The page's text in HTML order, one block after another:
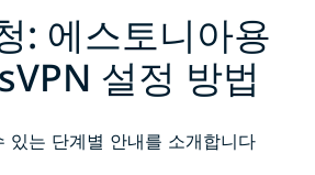
: 에스토니아용
설정 방법
있는 단계별 안내를 소개합니다